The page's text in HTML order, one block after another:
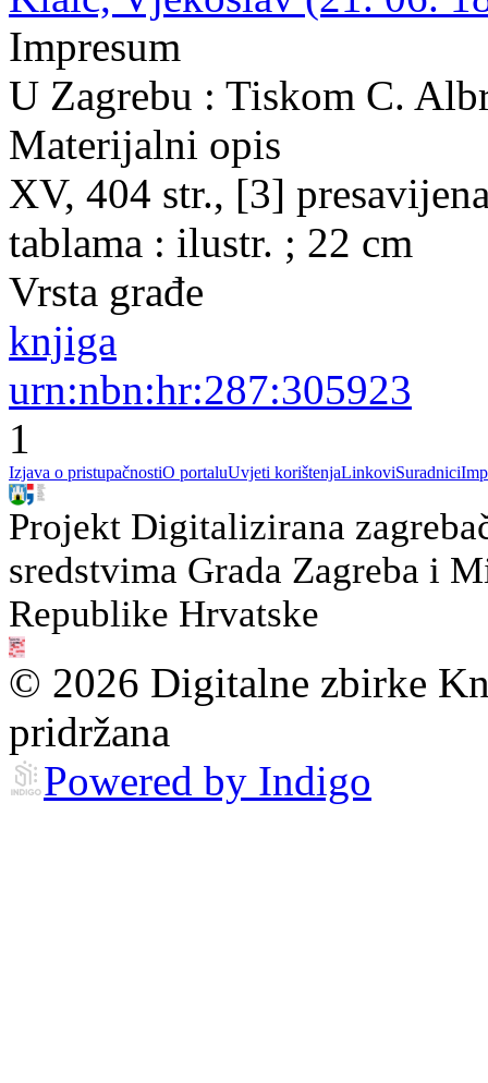
Impresum
U Zagrebu : Tiskom C.
Materijalni opis
XV, 404 str., [3]
tablama : ilustr. ; 22 cm
Vrsta građe
knjiga
urn:nbn:hr:287:305923
1
Izjava o pristupačnostiO portaluUvjeti korištenjaLinkoviSuradnici
Projekt Digitalizirana
sredstvima Grada Zagreba i
Republike Hrvatske
© 2026 Digitalne zbirke
pridržana
Powered by Indigo